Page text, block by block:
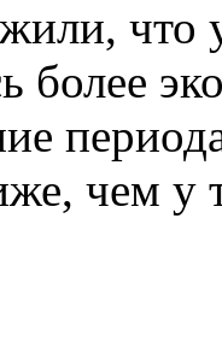
что
более
чем у